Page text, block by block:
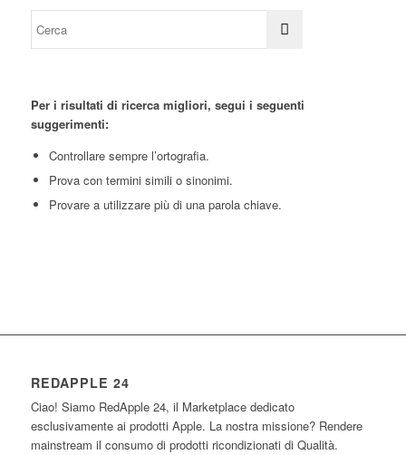
Per i risultati di ricerca migliori, segui i seguenti
suggerimenti:
Controllare sempre l’ortografia.
Prova con termini simili o sinonimi.
Provare a utilizzare più di una parola chiave.
REDAPPLE 24
Ciao! Siamo RedApple 24, il Marketplace dedicato
esclusivamente ai prodotti Apple. La nostra missione? Rendere
mainstream il consumo di prodotti ricondizionati di Qualità.